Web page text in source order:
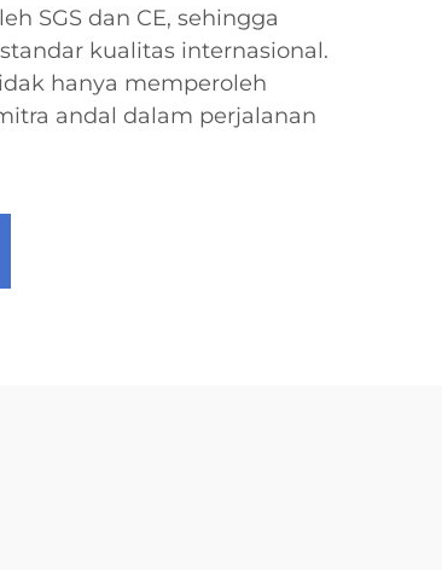
SGS dan CE, sehingga
kualitas internasional.
hanya memperoleh
andal dalam perjalanan